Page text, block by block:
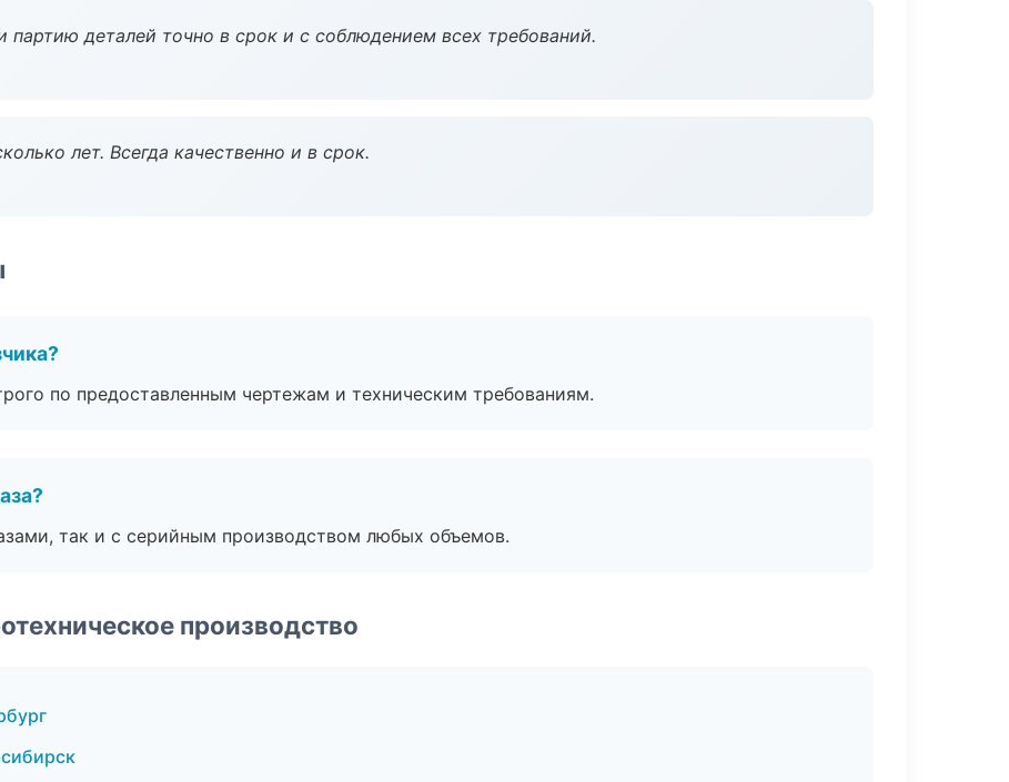
партию деталей точно в срок и с соблюдением всех требований.
лет. Всегда качественно и в срок.
по предоставленным чертежам и техническим требованиям.
так и с серийным производством любых объемов.
производство